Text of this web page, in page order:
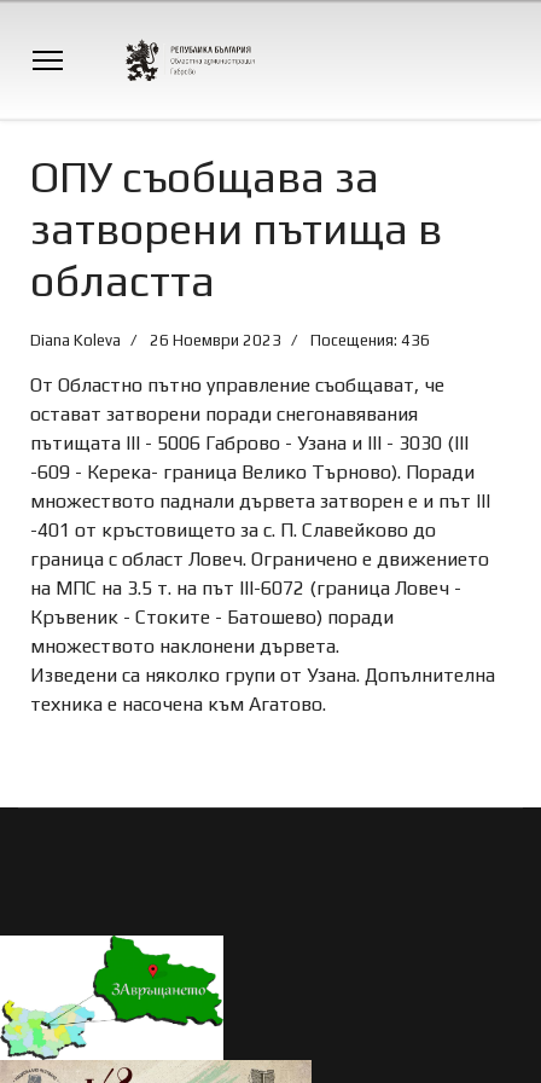
ОПУ съобщава за
затворени пътища в
областта
Diana Koleva 26 Ноември 2023 Посещения: 436
От Областно пътно управление съобщават, че
остават затворени поради снегонавявания
пътищата III - 5006 Габрово - Узана и III - 3030 (III
-609 - Керека- граница Велико Търново). Поради
множеството паднали дървета затворен е и път III
-401 от кръстовището за с. П. Славейково до
граница с област Ловеч. Ограничено е движението
на МПС на 3.5 т. на път III-6072 (граница Ловеч -
Кръвеник - Стоките - Батошево) поради
множеството наклонени дървета.
Изведени са няколко групи от Узана. Допълнителна
техника е насочена към Агатово.